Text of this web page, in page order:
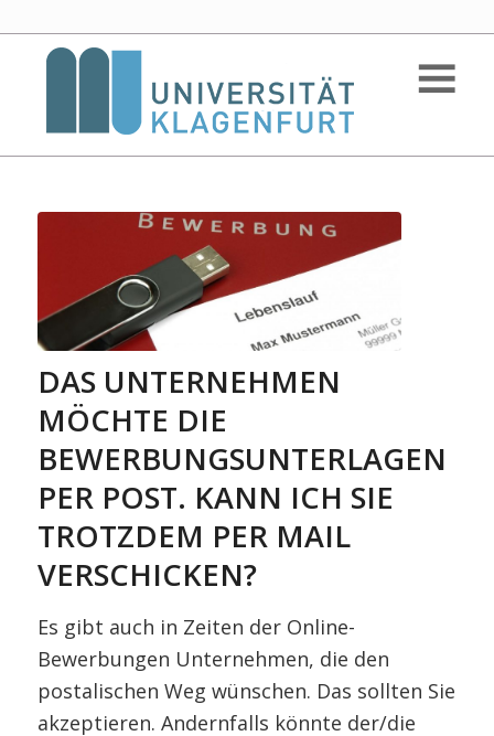
DAS UNTERNEHMEN
MÖCHTE DIE
BEWERBUNGSUNTERLAGEN
PER POST. KANN ICH SIE
TROTZDEM PER MAIL
VERSCHICKEN?
Es gibt auch in Zeiten der Online-
Bewerbungen Unternehmen, die den
postalischen Weg wünschen. Das sollten Sie
akzeptieren. Andernfalls könnte der/die